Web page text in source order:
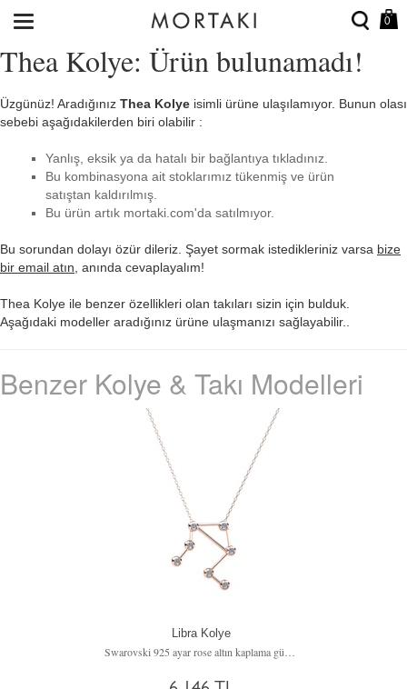
0
Thea Kolye: Ürün bulunamadı!
Üzgünüz! Aradığınız Thea Kolye isimli ürüne ulaşılamıyor. Bunun olası
sebebi aşağıdakilerden biri olabilir :
Yanlış, eksik ya da hatalı bir bağlantıya tıkladınız.
Bu kombinasyona ait stoklarımız tükenmiş ve ürün
satıştan kaldırılmış.
Bu ürün artık mortaki.com'da satılmıyor.
Bu sorundan dolayı özür dileriz. Şayet sormak istedikleriniz varsa bize
bir email atın , anında cevaplayalım!
Thea Kolye ile benzer özellikleri olan takıları sizin için bulduk.
Aşağıdaki modeller aradığınız ürüne ulaşmanızı sağlayabilir..
Benzer Kolye & Takı Modelleri
Libra Kolye